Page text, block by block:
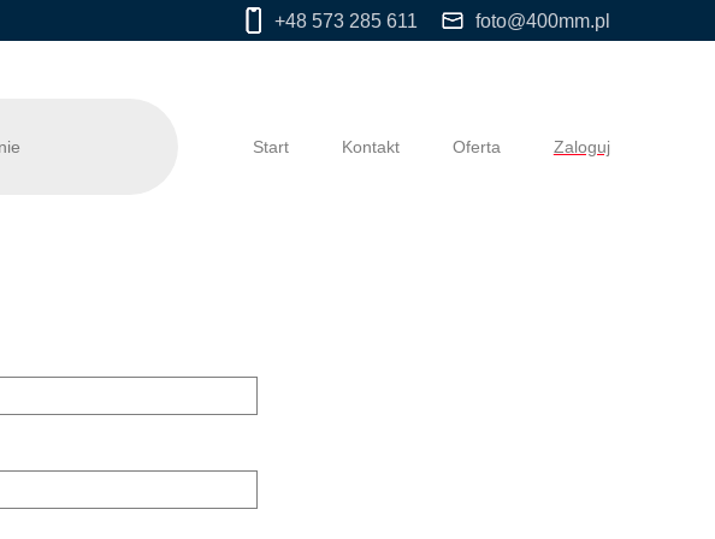
+48 573 285 611 foto@400mm.pl
Start Kontakt Oferta Zaloguj